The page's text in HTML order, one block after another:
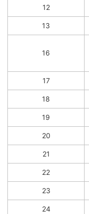
12
13
16
17
18
19
20
21
22
23
24